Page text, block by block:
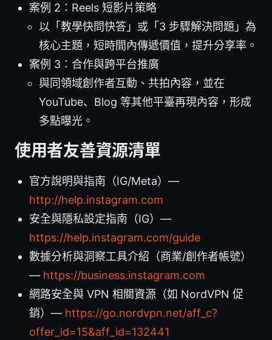
案例 2：Reels 短影片策略
以「教學快問快答」或「3 步驟解決問題」為
核心主題，短時間內傳遞價值，提升分享率。
案例 3：合作與跨平台推廣
與同領域創作者互動、共拍內容，並在
YouTube、Blog 等其他平臺再現內容，形成
多點曝光。
使用者友善資源清單
官方說明與指南（IG/Meta）—
http://help.instagram.com
安全與隱私設定指南（IG）—
https://help.instagram.com/guide
數據分析與洞察工具介紹（商業/創作者帳號）
— https://business.instagram.com
網路安全與 VPN 相關資源（如 NordVPN 促
銷）— https://go.nordvpn.net/aff_c?
offer_id=15&aff_id=132441